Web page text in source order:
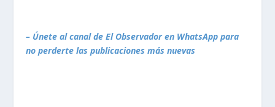
– Únete al canal de El Observador en WhatsApp para
no perderte las publicaciones más nuevas